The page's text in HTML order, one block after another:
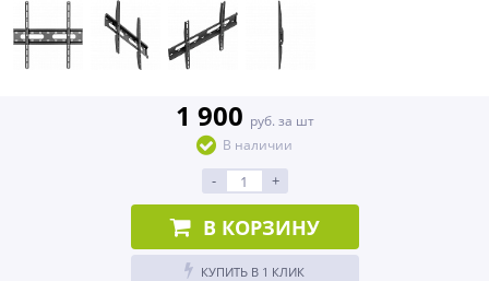
1 900 руб. за шт
В наличии
- +
В КОРЗИНУ
КУПИТЬ В 1 КЛИК